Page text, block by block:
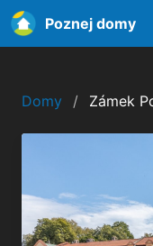
Poznej domy
Domy Zámek